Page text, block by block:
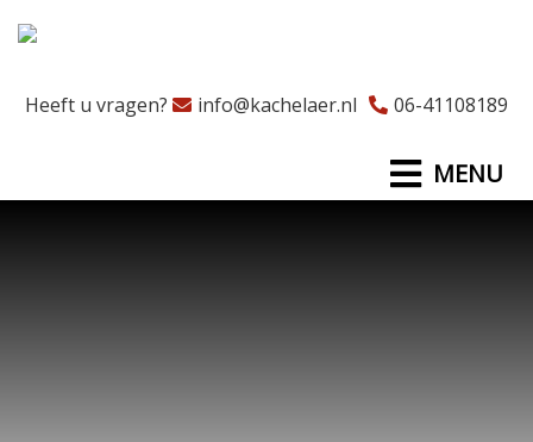
Heeft u vragen? info@kachelaer.nl 06-41108189
MENU